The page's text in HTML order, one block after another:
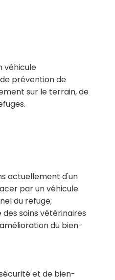
véhicule
prévention de
sur le terrain, de
actuellement d'un
par un véhicule
du refuge;
soins vétérinaires
du bien-
et de bien-